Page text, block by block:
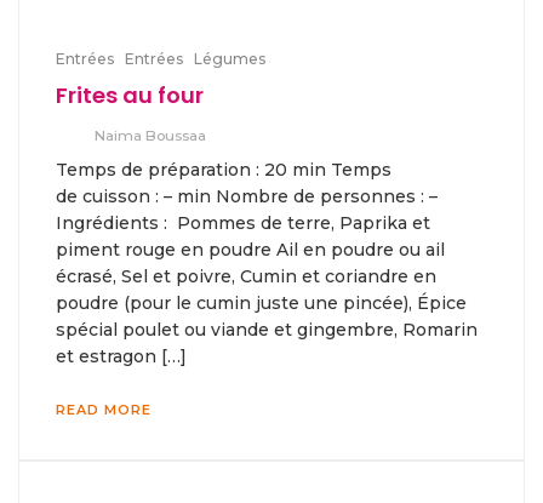
Entrées Entrées Légumes
Frites au four
Naima Boussaa
Temps de préparation : 20 min Temps
de cuisson : – min Nombre de personnes : –
Ingrédients : Pommes de terre, Paprika et
piment rouge en poudre Ail en poudre ou ail
écrasé, Sel et poivre, Cumin et coriandre en
poudre (pour le cumin juste une pincée), Épice
spécial poulet ou viande et gingembre, Romarin
et estragon […]
READ MORE